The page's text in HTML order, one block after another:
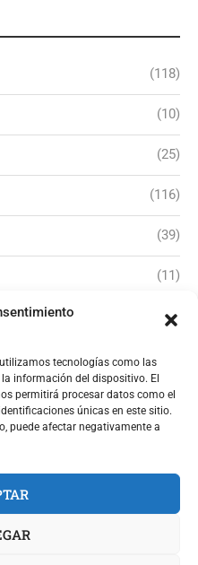
tecnologías como las
información del dispositivo. El
permitirá procesar datos como el
únicas en este sitio.
puede afectar negativamente a
(118)
(10)
(25)
(116)
(39)
(11)